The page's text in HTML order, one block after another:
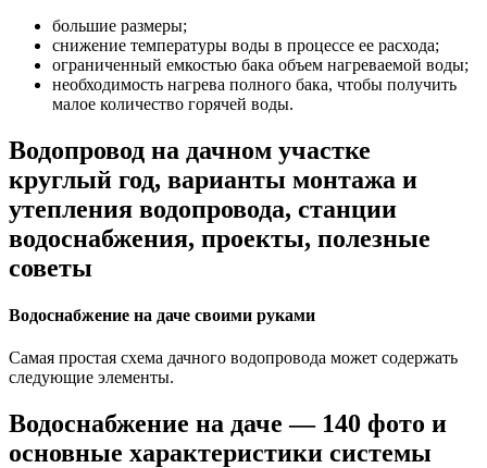
большие размеры;
снижение температуры воды в процессе ее расхода;
ограниченный емкостью бака объем нагреваемой воды;
необходимость нагрева полного бака, чтобы получить
малое количество горячей воды.
Водопровод на дачном участке
круглый год, варианты монтажа и
утепления водопровода, станции
водоснабжения, проекты, полезные
советы
Водоснабжение на даче своими руками
Самая простая схема дачного водопровода может содержать
следующие элементы.
Водоснабжение на даче — 140 фото и
основные характеристики системы